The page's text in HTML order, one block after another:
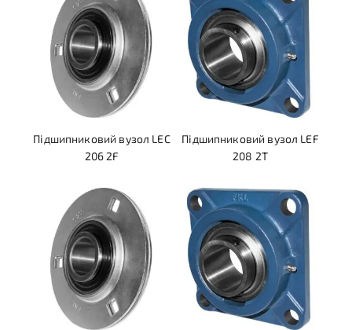
Підшипниковий вузол LEC
206 2F
Підшипниковий вузол LEF
208 2T